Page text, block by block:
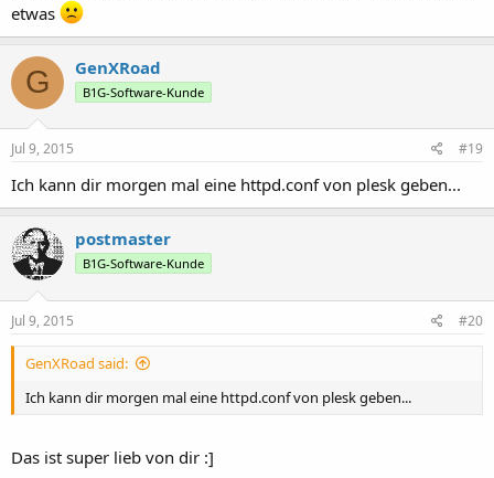
etwas
G GenXRoad
B1G-Software-Kunde
Jul 9, 2015 #19
Ich kann dir morgen mal eine httpd.conf von plesk geben...
postmaster
B1G-Software-Kunde
Jul 9, 2015 #20
GenXRoad said:
Ich kann dir morgen mal eine httpd.conf von plesk geben...
Das ist super lieb von dir :]